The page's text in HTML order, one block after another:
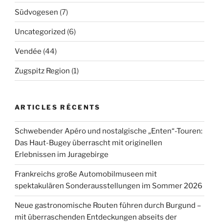
Südvogesen (7)
Uncategorized (6)
Vendée (44)
Zugspitz Region (1)
ARTICLES RÉCENTS
Schwebender Apéro und nostalgische „Enten“-Touren:
Das Haut-Bugey überrascht mit originellen
Erlebnissen im Juragebirge
Frankreichs große Automobilmuseen mit
spektakulären Sonderausstellungen im Sommer 2026
Neue gastronomische Routen führen durch Burgund –
mit überraschenden Entdeckungen abseits der